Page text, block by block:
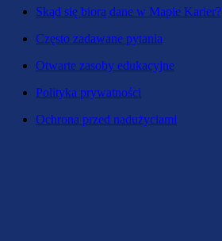
Skąd się biorą dane w Mapie Karier?
Często zadawane pytania
Otwarte zasoby edukacyjne
Polityka prywatności
Ochrona przed nadużyciami